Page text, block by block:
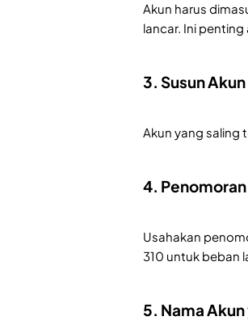
Akun harus
lancar. Ini
3. Susun
Akun yang saling
4.
Usahakan
310 untuk beban
5. Nama